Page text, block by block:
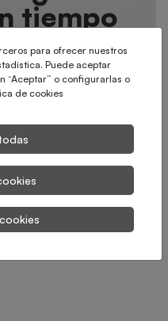
tiempo
para ofrecer nuestros
Puede aceptar
“Aceptar” o configurarlas o
de cookies